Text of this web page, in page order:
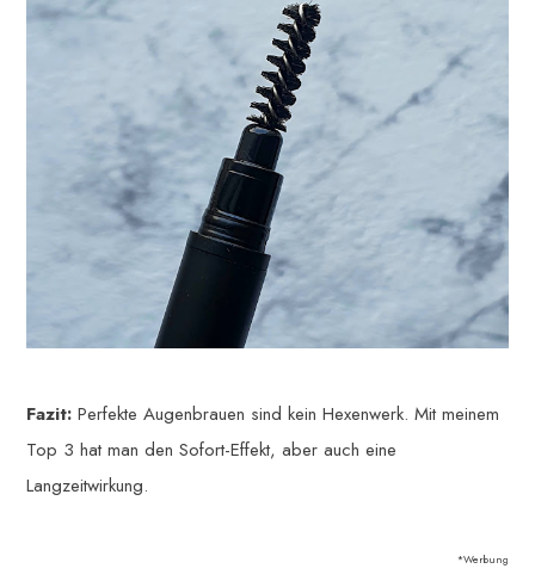
Fazit: Perfekte Augenbrauen sind kein Hexenwerk. Mit meinem
Top 3 hat man den Sofort-Effekt, aber auch eine
Langzeitwirkung.
*Werbung